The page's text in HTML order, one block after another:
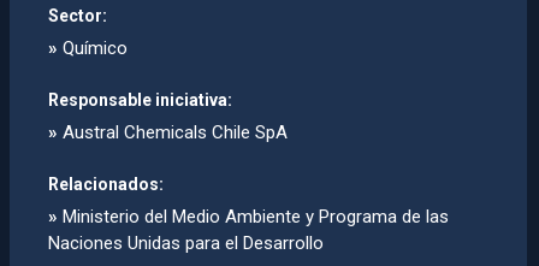
Sector:
» Químico
Responsable iniciativa:
» Austral Chemicals Chile SpA
Relacionados:
» Ministerio del Medio Ambiente y Programa de las
Naciones Unidas para el Desarrollo